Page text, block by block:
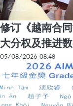
修订《越南合
大分权及推进
05/08/2026 08:48